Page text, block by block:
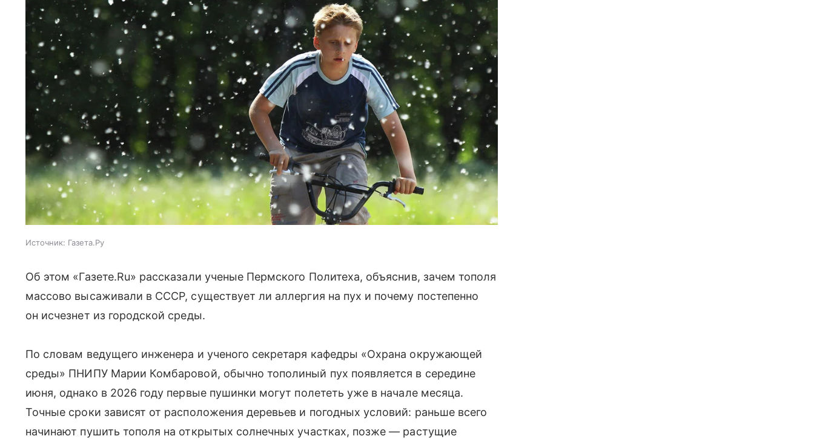
Источник: Газета.Ру
Об этом «Газете.Ru» рассказали ученые Пермского Политеха, объяснив, зачем тополя
массово высаживали в СССР, существует ли аллергия на пух и почему постепенно
он исчезнет из городской среды.
По словам ведущего инженера и ученого секретаря кафедры «Охрана окружающей
среды» ПНИПУ Марии Комбаровой, обычно тополиный пух появляется в середине
июня, однако в 2026 году первые пушинки могут полететь уже в начале месяца.
Точные сроки зависят от расположения деревьев и погодных условий: раньше всего
начинают пушить тополя на открытых солнечных участках, позже — растущие